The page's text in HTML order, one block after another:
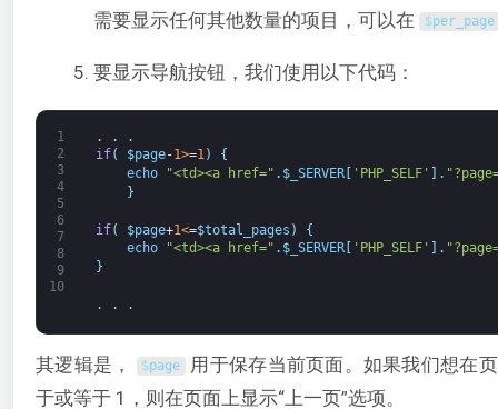
需要显示任何其他数量的项目，可以在
$per_page
要显示导航按钮，我们使用以下代码：
1
2
3
4
5
6
7
8
9
10
. .
.
if( $page-1>=1)
{
echo
"<td><a href=" . $_SERVER[ 'PHP_SELF' .
}
if( $page+1<=$total_pages )
{
echo
"<td><a href=" . $_SERVER[ 'PHP_SELF' .
}
. . .
其逻辑是， $page
用于保存当前页面。如果我们想在
于或等于 1，则在页面上显示“上一页”选项。